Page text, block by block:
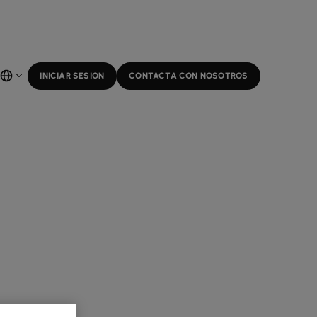
INICIAR SESION CONTACTA CON NOSOTROS